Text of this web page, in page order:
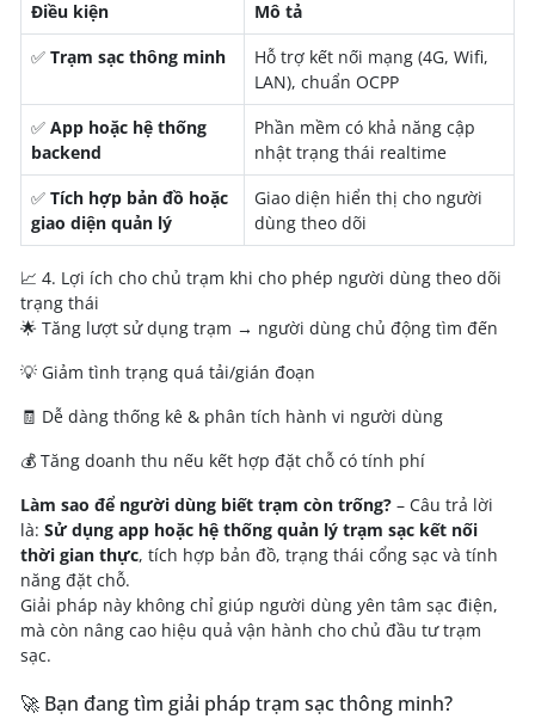
Điều kiện
Mô tả
✅ Trạm sạc thông minh
Hỗ trợ kết nối mạng (4G, Wifi,
LAN), chuẩn OCPP
✅ App hoặc hệ thống
backend
Phần mềm có khả năng cập
nhật trạng thái realtime
✅ Tích hợp bản đồ hoặc
giao diện quản lý
Giao diện hiển thị cho người
dùng theo dõi
📈 4. Lợi ích cho chủ trạm khi cho phép người dùng theo dõi
trạng thái
🌟 Tăng lượt sử dụng trạm → người dùng chủ động tìm đến
💡 Giảm tình trạng quá tải/gián đoạn
🧾 Dễ dàng thống kê & phân tích hành vi người dùng
💰 Tăng doanh thu nếu kết hợp đặt chỗ có tính phí
Làm sao để người dùng biết trạm còn trống? – Câu trả lời
là: Sử dụng app hoặc hệ thống quản lý trạm sạc kết nối
thời gian thực, tích hợp bản đồ, trạng thái cổng sạc và tính
năng đặt chỗ.
Giải pháp này không chỉ giúp người dùng yên tâm sạc điện,
mà còn nâng cao hiệu quả vận hành cho chủ đầu tư trạm
sạc.
🚀 Bạn đang tìm giải pháp trạm sạc thông minh?